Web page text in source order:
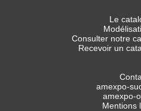
Le
Consulter notre
Recevoir un
amexpo-
amexpo-
Mentions